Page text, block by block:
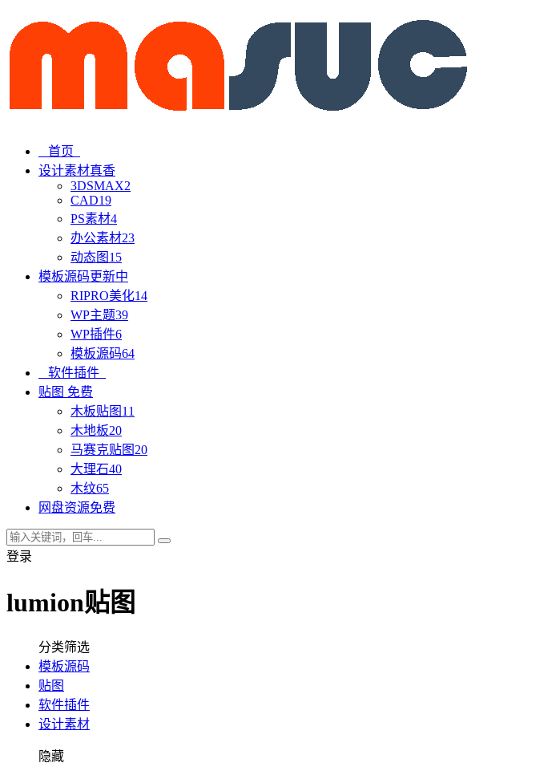
首页
设计素材真香
3DSMAX2
CAD19
PS素材4
办公素材23
动态图 15
模板源码更新中
RIPRO美化14
WP主题39
WP插件6
模板源码64
软件插件
贴图 免费
木板贴图 11
木地板20
马赛克贴图 20
大理石40
木纹65
网盘资源免费
登录
lumion贴图
分类筛选
模板源码
贴图
软件插件
设计素材
隐藏